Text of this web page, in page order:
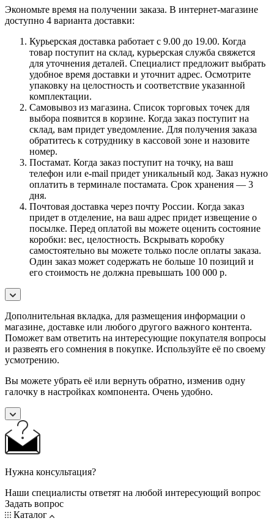
Экономьте время на получении заказа. В интернет-магазине
доступно 4 варианта доставки:
Курьерская доставка работает с 9.00 до 19.00. Когда
товар поступит на склад, курьерская служба свяжется
для уточнения деталей. Специалист предложит выбрать
удобное время доставки и уточнит адрес. Осмотрите
упаковку на целостность и соответствие указанной
комплектации.
Самовывоз из магазина. Список торговых точек для
выбора появится в корзине. Когда заказ поступит на
склад, вам придет уведомление. Для получения заказа
обратитесь к сотруднику в кассовой зоне и назовите
номер.
Постамат. Когда заказ поступит на точку, на ваш
телефон или e-mail придет уникальный код. Заказ нужно
оплатить в терминале постамата. Срок хранения — 3
дня.
Почтовая доставка через почту России. Когда заказ
придет в отделение, на ваш адрес придет извещение о
посылке. Перед оплатой вы можете оценить состояние
коробки: вес, целостность. Вскрывать коробку
самостоятельно вы можете только после оплаты заказа.
Один заказ может содержать не больше 10 позиций и
его стоимость не должна превышать 100 000 р.
Дополнительная вкладка, для размещения информации о
магазине, доставке или любого другого важного контента.
Поможет вам ответить на интересующие покупателя вопросы
и развеять его сомнения в покупке. Используйте её по своему
усмотрению.
Вы можете убрать её или вернуть обратно, изменив одну
галочку в настройках компонента. Очень удобно.
Нужна консультация?
Наши специалисты ответят на любой интересующий вопрос
Задать вопрос
Каталог